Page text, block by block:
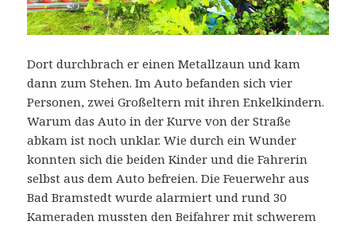
Dort durchbrach er einen Metallzaun und kam
dann zum Stehen. Im Auto befanden sich vier
Personen, zwei Großeltern mit ihren Enkelkindern.
Warum das Auto in der Kurve von der Straße
abkam ist noch unklar. Wie durch ein Wunder
konnten sich die beiden Kinder und die Fahrerin
selbst aus dem Auto befreien. Die Feuerwehr aus
Bad Bramstedt wurde alarmiert und rund 30
Kameraden mussten den Beifahrer mit schwerem